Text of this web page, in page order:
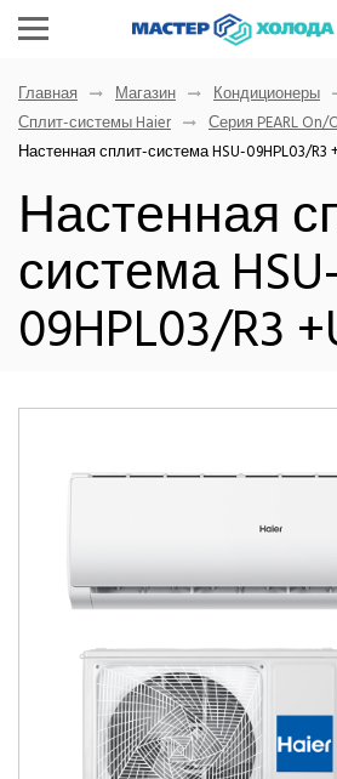
Главная Магазин Кондиционеры
Сплит-системы Haier
Серия PEARL
Настенная сплит-система HSU-09HPL03/R3
Настенная
система HSU-
09HPL03/R3